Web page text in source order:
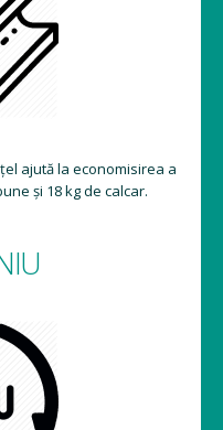
ajută la economisirea a
și 18 kg de calcar.